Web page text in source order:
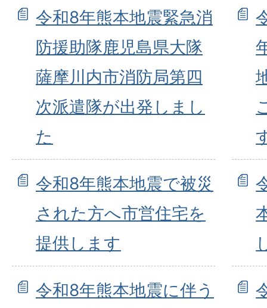
令和8年熊本地震緊急消
防援助隊鹿児島県大隊
薩摩川内市消防局第四
次派遣隊が出発しまし
た
令和8年熊本地震で被災
された方へ市営住宅を
提供します
令和8年熊本地震に伴う